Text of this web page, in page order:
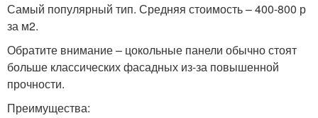
Самый популярный тип. Средняя стоимость – 400-800 р
за м2.
Обратите внимание – цокольные панели обычно стоят
больше классических фасадных из-за повышенной
прочности.
Преимущества: